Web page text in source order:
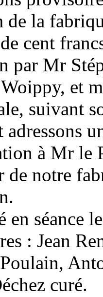
de la
cent
par Mr
et
suivant
adressons
à Mr le
de notre
en séance
: Jean
curé.